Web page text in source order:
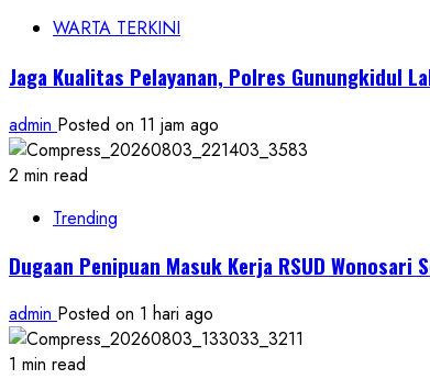
WARTA TERKINI
Jaga Kualitas Pelayanan, Polres Gunungkidul
admin Posted on 11 jam ago
2 min read
Trending
Dugaan Penipuan Masuk Kerja RSUD Wonosari
admin Posted on 1 hari ago
1 min read